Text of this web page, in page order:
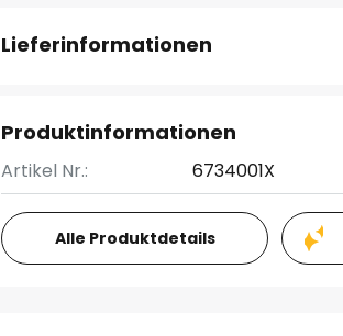
Lieferinformationen
Produktinformationen
Artikel Nr.: 6734001X
Alle Produktdetails